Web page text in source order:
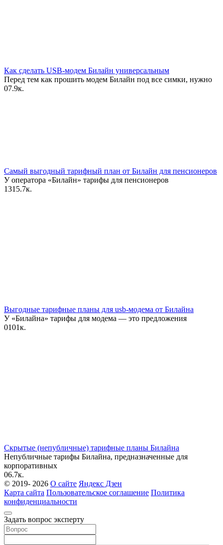
Как сделать USB-модем Билайн универсальным
Перед тем как прошить модем Билайн под все симки, нужно
07.9к.
Самый выгодный тарифный план от Билайн для пенсионеров
У оператора «Билайн» тарифы для пенсионеров
1315.7к.
Выгодные тарифные планы для usb-модема от Билайна
У «Билайна» тарифы для модема — это предложения
0101к.
Скрытые (непубличные) тарифные планы Билайна
Непубличные тарифы Билайна, предназначенные для
корпоративных
06.7к.
© 2019- 2026 О сайте Яндекс Дзен
Карта сайта Пользовательское соглашение Политика
конфиденциальности
Задать вопрос эксперту